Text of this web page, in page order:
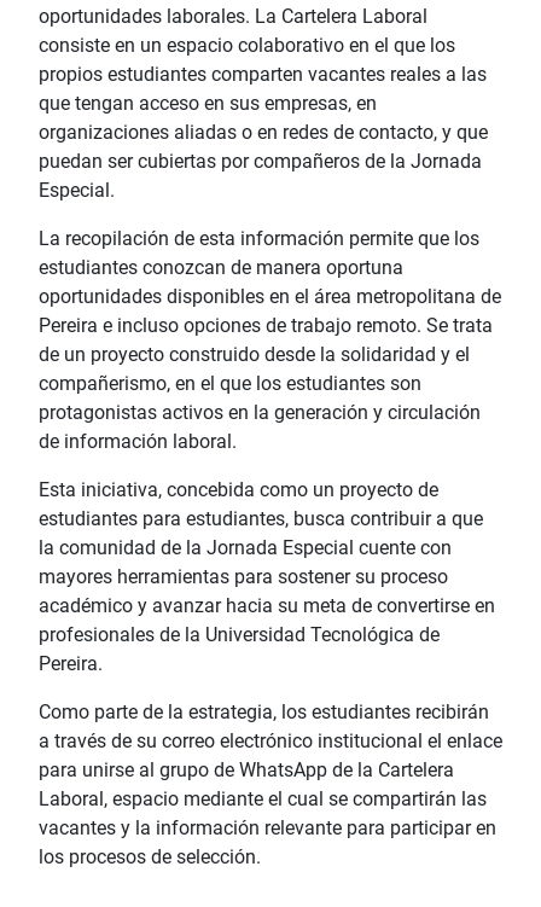
oportunidades laborales. La Cartelera Laboral
consiste en un espacio colaborativo en el que los
propios estudiantes comparten vacantes reales a las
que tengan acceso en sus empresas, en
organizaciones aliadas o en redes de contacto, y que
puedan ser cubiertas por compañeros de la Jornada
Especial.
La recopilación de esta información permite que los
estudiantes conozcan de manera oportuna
oportunidades disponibles en el área metropolitana de
Pereira e incluso opciones de trabajo remoto. Se trata
de un proyecto construido desde la solidaridad y el
compañerismo, en el que los estudiantes son
protagonistas activos en la generación y circulación
de información laboral.
Esta iniciativa, concebida como un proyecto de
estudiantes para estudiantes, busca contribuir a que
la comunidad de la Jornada Especial cuente con
mayores herramientas para sostener su proceso
académico y avanzar hacia su meta de convertirse en
profesionales de la Universidad Tecnológica de
Pereira.
Como parte de la estrategia, los estudiantes recibirán
a través de su correo electrónico institucional el enlace
para unirse al grupo de WhatsApp de la Cartelera
Laboral, espacio mediante el cual se compartirán las
vacantes y la información relevante para participar en
los procesos de selección.